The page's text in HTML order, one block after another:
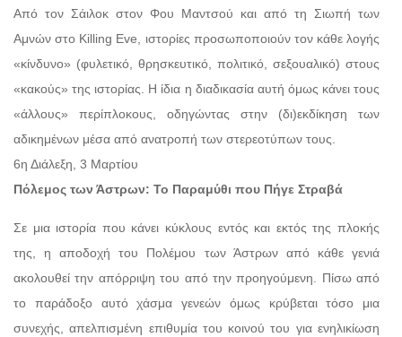
Από τον Σάιλοκ στον Φου Μαντσού και από τη Σιωπή των
Αμνών στο Killing Eve, ιστορίες προσωποποιούν τον κάθε λογής
«κίνδυνο» (φυλετικό, θρησκευτικό, πολιτικό, σεξουαλικό) στους
«κακούς» της ιστορίας. Η ίδια η διαδικασία αυτή όμως κάνει τους
«άλλους» περίπλοκους, οδηγώντας στην (δι)εκδίκηση των
αδικημένων μέσα από ανατροπή των στερεοτύπων τους.
6η Διάλεξη, 3 Μαρτίου
Πόλεμος των Άστρων: Το Παραμύθι που Πήγε Στραβά
Σε μια ιστορία που κάνει κύκλους εντός και εκτός της πλοκής
της, η αποδοχή του Πολέμου των Άστρων από κάθε γενιά
ακολουθεί την απόρριψη του από την προηγούμενη. Πίσω από
το παράδοξο αυτό χάσμα γενεών όμως κρύβεται τόσο μια
συνεχής, απελπισμένη επιθυμία του κοινού του για ενηλικίωση